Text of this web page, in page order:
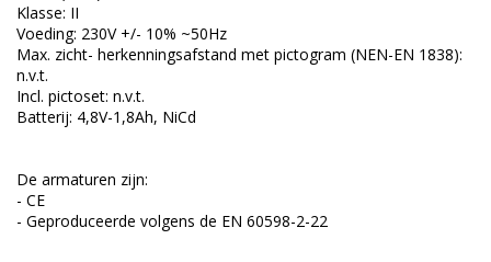
Klasse: II
Voeding: 230V +/- 10% ~50Hz
Max. zicht- herkenningsafstand met pictogram (NEN-EN 1838):
n.v.t.
Incl. pictoset: n.v.t.
Batterij: 4,8V-1,8Ah, NiCd
De armaturen zijn:
- CE
- Geproduceerde volgens de EN 60598-2-22